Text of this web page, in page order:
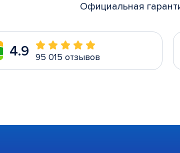
Официальная
4.9 95 015 отзывов